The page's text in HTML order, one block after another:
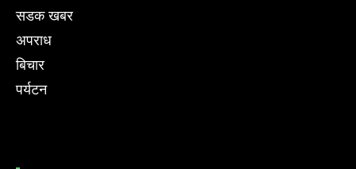
सडक खबर
अपराध
बिचार
पर्यटन